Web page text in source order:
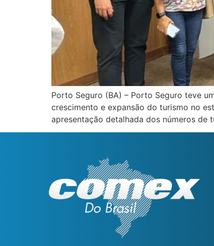
Porto Seguro (BA) – Porto Seguro teve
crescimento e expansão do turismo no
apresentação detalhada dos números